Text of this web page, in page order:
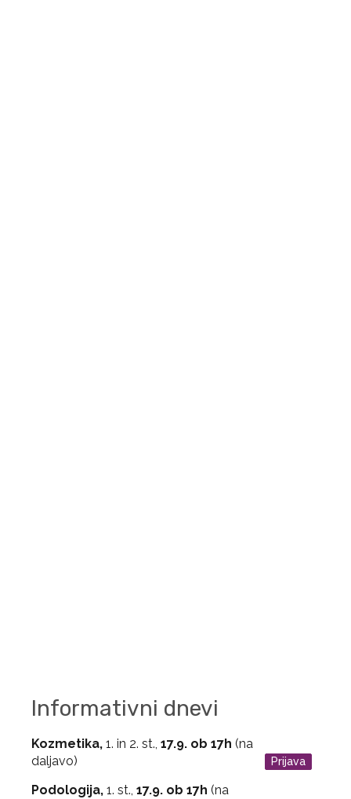
Informativni dnevi
Kozmetika, 1. in 2. st., 17.9. ob 17h (na
daljavo)
Prijava
Podologija, 1. st., 17.9. ob 17h (na